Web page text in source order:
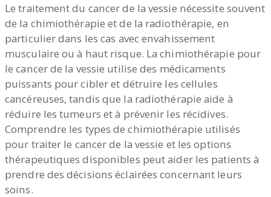
Le traitement du cancer de la vessie nécessite souvent
de la chimiothérapie et de la radiothérapie, en
particulier dans les cas avec envahissement
musculaire ou à haut risque. La chimiothérapie pour
le cancer de la vessie utilise des médicaments
puissants pour cibler et détruire les cellules
cancéreuses, tandis que la radiothérapie aide à
réduire les tumeurs et à prévenir les récidives.
Comprendre les types de chimiothérapie utilisés
pour traiter le cancer de la vessie et les options
thérapeutiques disponibles peut aider les patients à
prendre des décisions éclairées concernant leurs
soins.